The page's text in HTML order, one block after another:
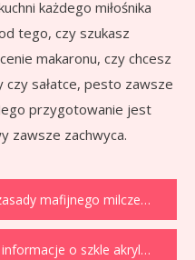
każdego miłośnika
tego, czy szukasz
makaronu, czy chcesz
czy sałatce, pesto zawsze
przygotowanie jest
zawsze zachwyca.
milczenia i jego konsekwencje.
PMMA: co to jest? Kluczowe informacje o szkle akrylowym